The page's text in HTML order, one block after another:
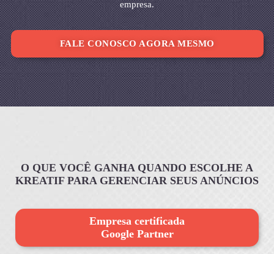
empresa.
FALE CONOSCO AGORA MESMO
O QUE VOCÊ GANHA QUANDO ESCOLHE A
KREATIF PARA GERENCIAR SEUS ANÚNCIOS
Empresa certificada
Google Partner